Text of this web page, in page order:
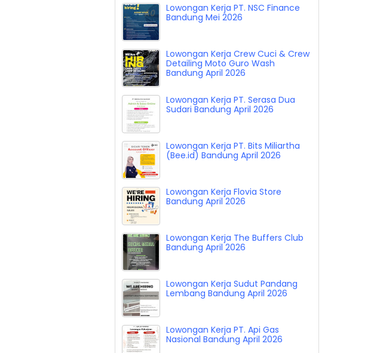
Walk In Interview ! Cafe De Ruru
Bandung 7 Mei 2026
Lowongan Kerja PT. NSC Finance
Bandung Mei 2026
Lowongan Kerja Crew Cuci & Crew
Detailing Moto Guro Wash
Bandung April 2026
Lowongan Kerja PT. Serasa Dua
Sudari Bandung April 2026
Lowongan Kerja PT. Bits Miliartha
(Bee.id) Bandung April 2026
Lowongan Kerja Flovia Store
Bandung April 2026
Lowongan Kerja The Buffers Club
Bandung April 2026
Lowongan Kerja Sudut Pandang
Lembang Bandung April 2026